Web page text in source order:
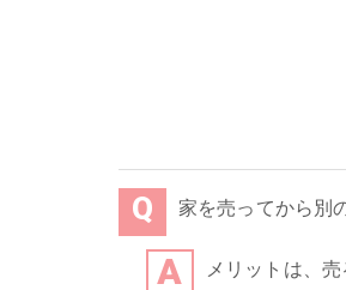
家を売ってから別
メリットは、